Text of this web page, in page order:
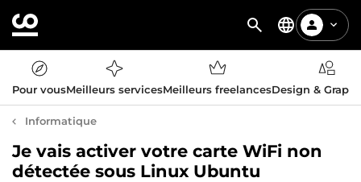
Pour vousMeilleurs servicesMeilleurs freelancesDesign &
Informatique
Je vais activer votre carte WiFi non
détectée sous Linux Ubuntu